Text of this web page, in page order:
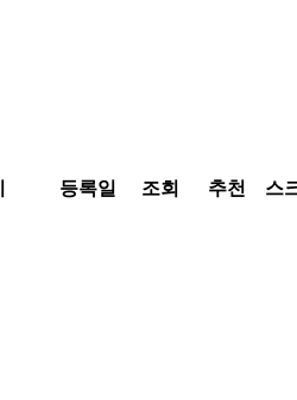
등록일 조회 추천 스